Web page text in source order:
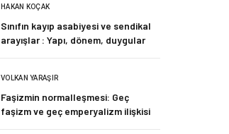
HAKAN KOÇAK
Sınıfın kayıp asabiyesi ve sendikal
arayışlar : Yapı, dönem, duygular
VOLKAN YARAŞIR
Faşizmin normalleşmesi: Geç
faşizm ve geç emperyalizm ilişkisi